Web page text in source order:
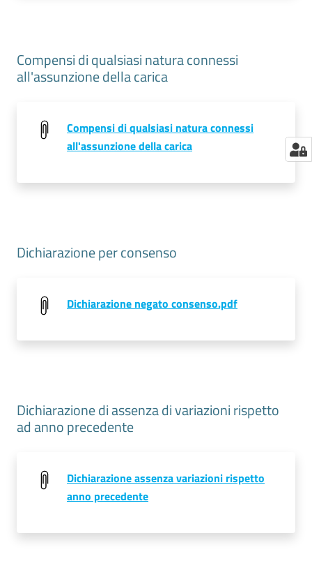
Compensi di qualsiasi natura connessi
all'assunzione della carica
Compensi di qualsiasi natura connessi
all'assunzione della carica
Dichiarazione per consenso
Dichiarazione negato consenso.pdf
Dichiarazione di assenza di variazioni rispetto
ad anno precedente
Dichiarazione assenza variazioni rispetto
anno precedente